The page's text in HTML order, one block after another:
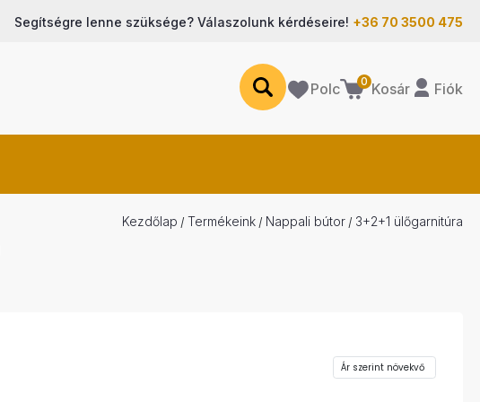
Segítségre lenne szüksége? Válaszolunk kérdéseire! +36 70 3500 475
Polc 0 Kosár Fiók
Kezdőlap / Termékeink / Nappali bútor / 3+2+1 ülőgarnitúra